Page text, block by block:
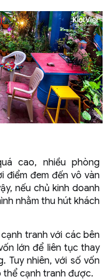
cao, nhiều phòng
điểm đem đến vô vàn
nếu chủ kinh doanh
nhằm thu hút khách
tranh với các bên
lớn để liên tục thay
Tuy nhiên, với số vốn
thể cạnh tranh được.